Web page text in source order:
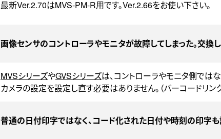
最新Ver.2.70はMVS-PM-R用です。Ver.2.66をお使い下さい。
画像センサのコントローラやモニタが故障してしまった。交換
MVSシリーズやGVSシリーズは、コントローラやモニタ側では
カメラの設定を設定し直す必要はありません。（バーコードリン
普通の日付印字ではなく、コード化された日付や時刻の印字